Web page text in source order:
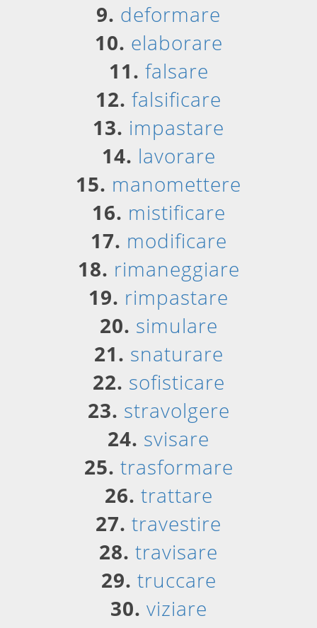
9. deformare
10. elaborare
11. falsare
12. falsificare
13. impastare
14. lavorare
15. manomettere
16. mistificare
17. modificare
18. rimaneggiare
19. rimpastare
20. simulare
21. snaturare
22. sofisticare
23. stravolgere
24. svisare
25. trasformare
26. trattare
27. travestire
28. travisare
29. truccare
30. viziare